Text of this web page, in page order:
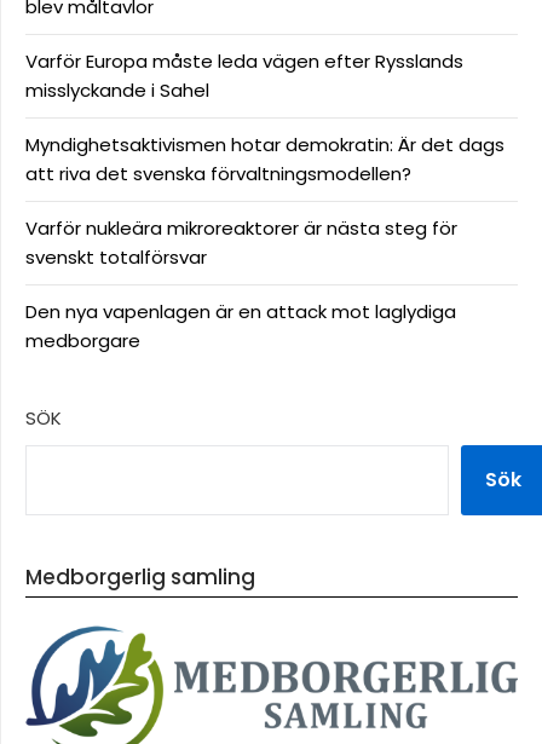
blev måltavlor
Varför Europa måste leda vägen efter Rysslands
misslyckande i Sahel
Myndighetsaktivismen hotar demokratin: Är det dags
att riva det svenska förvaltningsmodellen?
Varför nukleära mikroreaktorer är nästa steg för
svenskt totalförsvar
Den nya vapenlagen är en attack mot laglydiga
medborgare
SÖK
Sök
Medborgerlig samling